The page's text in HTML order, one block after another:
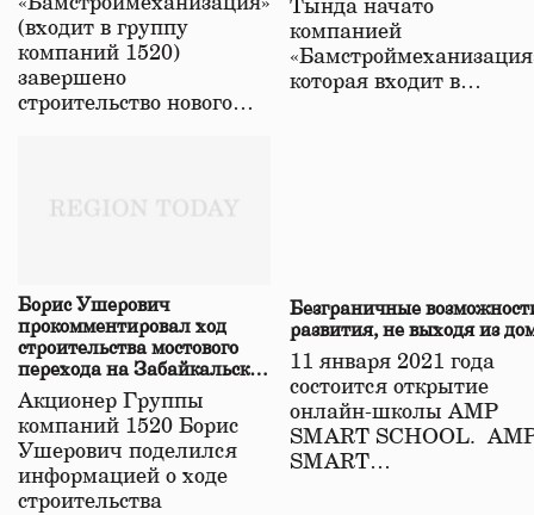
(входит в группу
компаний 1520)
завершено
строительство нового…
Тында начато
компанией
которая входит в…
Борис Ушерович
прокомментировал ход
строительства мостового
перехода на Забайкальской
железной дороге
Акционер Группы
компаний 1520 Борис
Ушерович поделился
информацией о ходе
строительства
Безграничные
развития, не выходя из
11 января 2021 года
состоится открытие
онлайн-школы АМР
SMART SCHOOL.
SMART…